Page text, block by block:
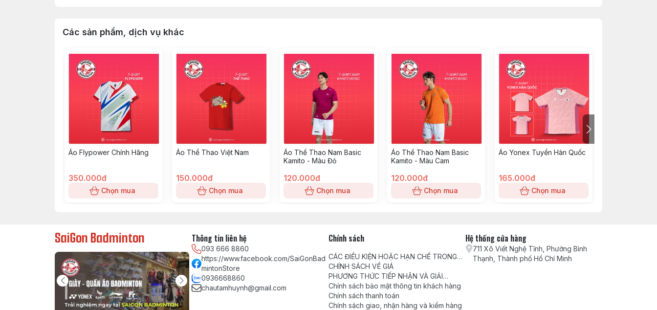
Các sản phẩm, dịch vụ khác
Áo Flypower Chính Hãng
350.000đ
Chọn mua
Áo Thể Thao Việt Nam
150.000đ
Chọn mua
Áo Thể Thao Nam Basic
Kamito - Màu Đỏ
120.000đ
Chọn mua
Áo Thể Thao Nam Basic
Kamito - Màu Cam
120.000đ
Chọn mua
Áo Yonex Tuyển Hàn Quốc
165.000đ
Chọn mua
SaiGon Badminton Thông tin liên hệ
093 666 8860
https://www.facebook.com/SaiGonBad
mintonStore
0936668860
chautamhuynh@gmail.com
Chính sách
CÁC ĐIỀU KIỆN HOẶC HẠN CHẾ TRONG
VIỆC CUNG CẤP HÀNG HÓA, DỊCH VỤ
CHÍNH SÁCH VỀ GIÁ
PHƯƠNG THỨC TIẾP NHẬN VÀ GIẢI
QUYẾT PHẢN ÁNH, YÊU CẦU, KHIẾU NẠI
Chính sách bảo mật thông tin khách hàng
Chính sách thanh toán
Chính sách giao, nhận hàng và kiểm hàng
Hệ thống cửa hàng
711 Xô Viết Nghệ Tĩnh, Phường Bình
Thạnh, Thành phố Hồ Chí Minh